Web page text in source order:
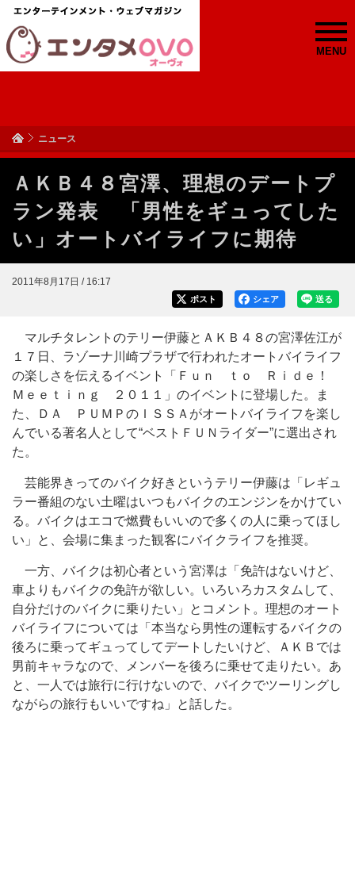
MENU
ニュース
ＡＫＢ４８宮澤、理想のデートプ
ラン発表 「男性をギュってした
い」オートバイライフに期待
2011年8月17日 / 16:17
送る
シェア
ポスト
マルチタレントのテリー伊藤とＡＫＢ４８の宮澤佐江が
１７日、ラゾーナ川崎プラザで行われたオートバイライフ
の楽しさを伝えるイベント「Ｆｕｎ ｔｏ Ｒｉｄｅ！
Ｍｅｅｔｉｎｇ ２０１１」のイベントに登場した。ま
た、ＤＡ ＰＵＭＰのＩＳＳＡがオートバイライフを楽し
んでいる著名人として“ベストＦＵＮライダー”に選出され
た。
芸能界きってのバイク好きというテリー伊藤は「レギュ
ラー番組のない土曜はいつもバイクのエンジンをかけてい
る。バイクはエコで燃費もいいので多くの人に乗ってほし
い」と、会場に集まった観客にバイクライフを推奨。
一方、バイクは初心者という宮澤は「免許はないけど、
車よりもバイクの免許が欲しい。いろいろカスタムして、
自分だけのバイクに乗りたい」とコメント。理想のオート
バイライフについては「本当なら男性の運転するバイクの
後ろに乗ってギュってしてデートしたいけど、ＡＫＢでは
男前キャラなので、メンバーを後ろに乗せて走りたい。あ
と、一人では旅行に行けないので、バイクでツーリングし
ながらの旅行もいいですね」と話した。